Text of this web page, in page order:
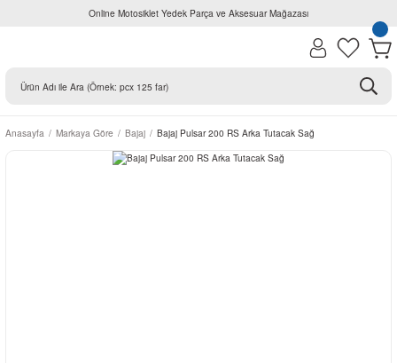
Online Motosiklet Yedek Parça ve Aksesuar Mağazası
Anasayfa Markaya Göre Bajaj Bajaj Pulsar 200 RS Arka Tutacak Sağ